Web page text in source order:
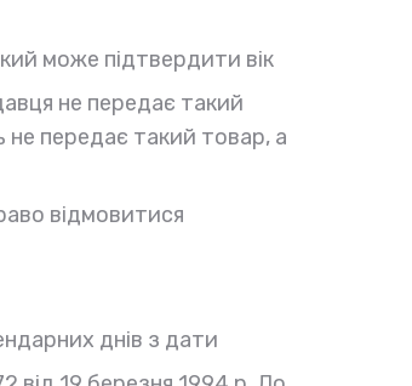
може підтвердити вік
не передає такий
не передає такий товар, а
відмовитися
днів з дати